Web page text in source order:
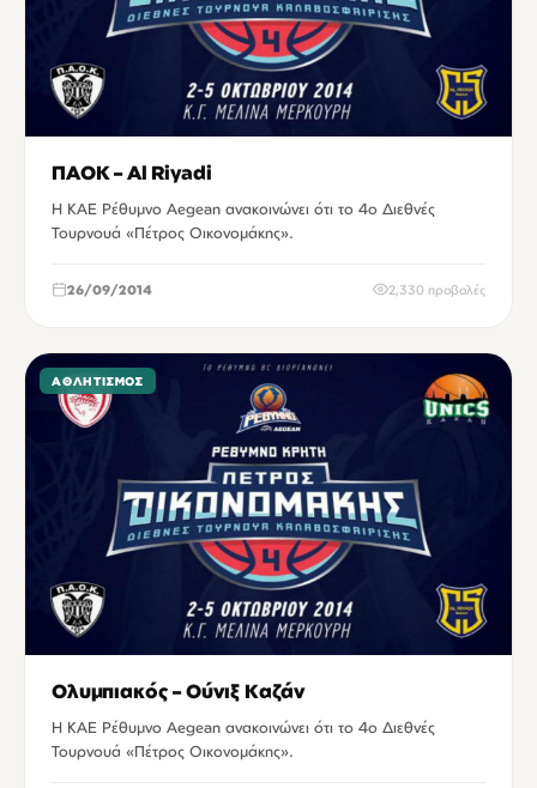
ΠΑΟΚ – Al Riyadi
Η ΚΑΕ Ρέθυμνο Aegean ανακοινώνει ότι το 4o Διεθνές
Τουρνουά «Πέτρος Οικονομάκης».
26/09/2014 2,330 προβολές
ΑΘΛΗΤΙΣΜΌΣ
Ολυμπιακός – Ούνιξ Καζάν
Η ΚΑΕ Ρέθυμνο Aegean ανακοινώνει ότι το 4o Διεθνές
Τουρνουά «Πέτρος Οικονομάκης».